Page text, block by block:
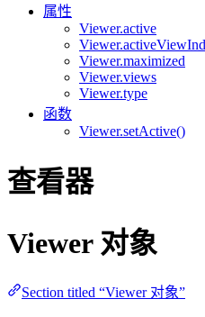
属性
Viewer.active
Viewer.maximized
Viewer.views
Viewer.type
函数
Viewer.setActive()
查看器
Viewer 对象
Section titled “Viewer 对象”